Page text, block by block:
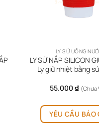
LY SỨ UỐNG
LY SỨ NẮP SILICON
Ly giữ nhiệt bằng
55.000 ₫ (Chưa
YÊU CẦU BÁO